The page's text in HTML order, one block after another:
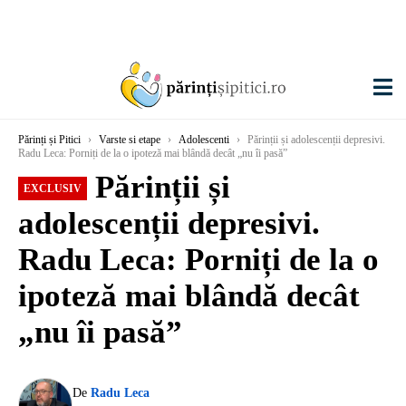
Părinți și Pitici › Varste si etape › Adolescenti ›
Părinții și adolescenții depresivi.
Radu Leca: Porniți de la o ipoteză mai blândă decât „nu îi pasă”
EXCLUSIV
Părinții și
adolescenții depresivi.
Radu Leca: Porniți de la o
ipoteză mai blândă decât
„nu îi pasă”
De Radu Leca